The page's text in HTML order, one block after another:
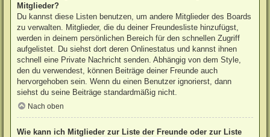
Mitglieder?
Du kannst diese Listen benutzen, um andere Mitglieder des Boards
zu verwalten. Mitglieder, die du deiner Freundesliste hinzufügst,
werden in deinem persönlichen Bereich für den schnellen Zugriff
aufgelistet. Du siehst dort deren Onlinestatus und kannst ihnen
schnell eine Private Nachricht senden. Abhängig von dem Style,
den du verwendest, können Beiträge deiner Freunde auch
hervorgehoben sein. Wenn du einen Benutzer ignorierst, dann
siehst du seine Beiträge standardmäßig nicht.
Nach oben
Wie kann ich Mitglieder zur Liste der Freunde oder zur Liste